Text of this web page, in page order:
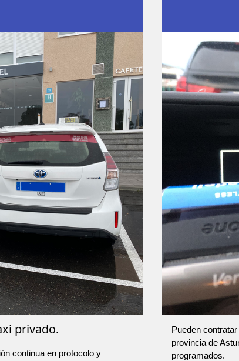
privado.
continua en protocolo y
Pueden
provincia de
programados.